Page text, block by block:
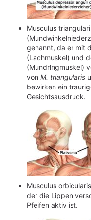
Musculus
genannt, da er mit
(Lachmuskel) und
(Mundringmuskel)
von M. triangularis
bewirken ein
Gesichtsausdruck.
Musculus
der die Lippen
Pfeifen aktiv ist.